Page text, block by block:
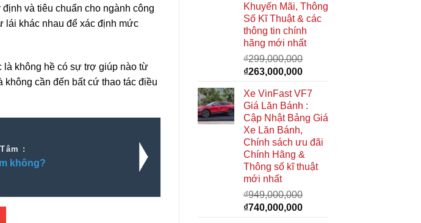
định và tiêu chuẩn cho ngành công
lái khác nhau để xác định mức
là không hề có sự trợ giúp nào từ
không cần đến bất cứ thao tác điều
:
không?
Khuyến Mãi, Thông
Số Kĩ Thuật & các
thông tin chính
hãng mới nhất
₫299,000,000
Giá
là:
₫299,000,000.
₫263,000,000Giá
tại
là:
₫263,000,000.
Xe VinFast VF7
Giá Lăn Bánh :
Cập Nhật Bảng Giá
Xe Lăn Bánh,
Chính sách ưu đãi
Chính Hãng &
Thông số kĩ thuật
mới nhất
₫949,000,000
Giá
₫740,000,000Giá